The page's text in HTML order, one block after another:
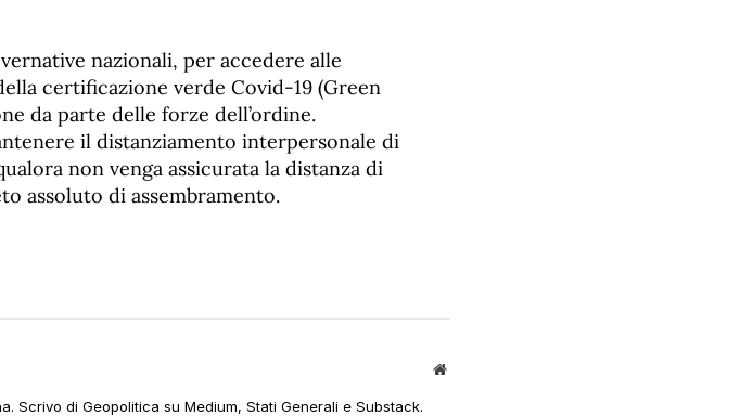
nazionali, per accedere alle
certificazione verde Covid-19 (Green
da parte delle forze dell’ordine.
il distanziamento interpersonale di
non venga assicurata la distanza di
assoluto di assembramento.
Sito
Scrivo di Geopolitica su Medium, Stati Generali e Substack.